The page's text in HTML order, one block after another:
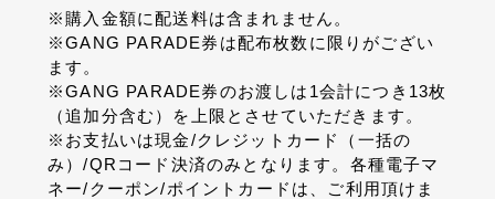
※購入金額に配送料は含まれません。
※GANG PARADE券は配布枚数に限りがござい
ます。
※GANG PARADE券のお渡しは1会計につき13枚
（追加分含む）を上限とさせていただきます。
※お支払いは現金/クレジットカード（一括の
み）/QRコード決済のみとなります。各種電子マ
ネー/クーポン/ポイントカードは、ご利用頂けま